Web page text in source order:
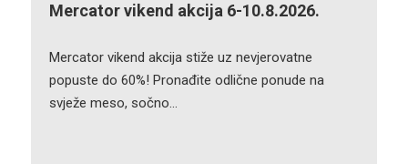
Mercator vikend akcija 6-10.8.2026.
Mercator vikend akcija stiže uz nevjerovatne
popuste do 60%! Pronađite odlične ponude na
svježe meso, sočno…